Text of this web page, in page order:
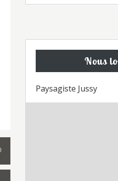
Nous
Paysagiste Jussy